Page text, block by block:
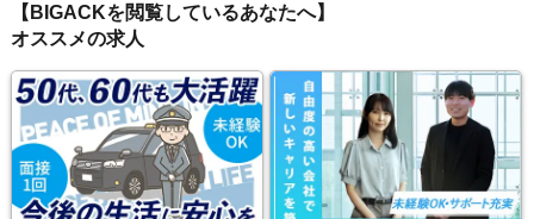
【BIGACKを閲覧しているあなたへ】
オススメの求人